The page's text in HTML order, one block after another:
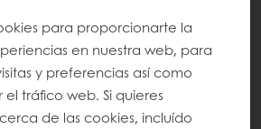
para proporcionarte la
en nuestra web, para
y preferencias así como
el tráfico web. Si quieres
de las cookies, incluído